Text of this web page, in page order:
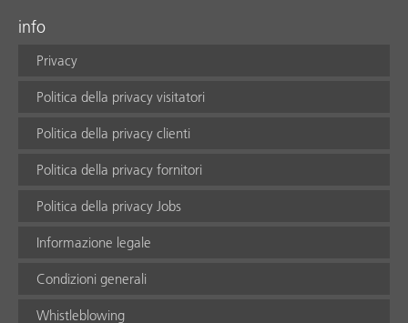
info
Privacy
Politica della privacy visitatori
Politica della privacy clienti
Politica della privacy fornitori
Politica della privacy Jobs
Informazione legale
Condizioni generali
Whistleblowing